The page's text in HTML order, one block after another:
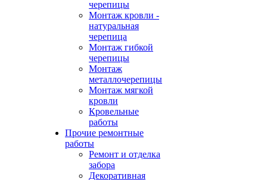
черепицы
Монтаж кровли -
натуральная
черепица
Монтаж гибкой
черепицы
Монтаж
металлочерепицы
Монтаж мягкой
кровли
Кровельные
работы
Прочие ремонтные
работы
Ремонт и отделка
забора
Декоративная